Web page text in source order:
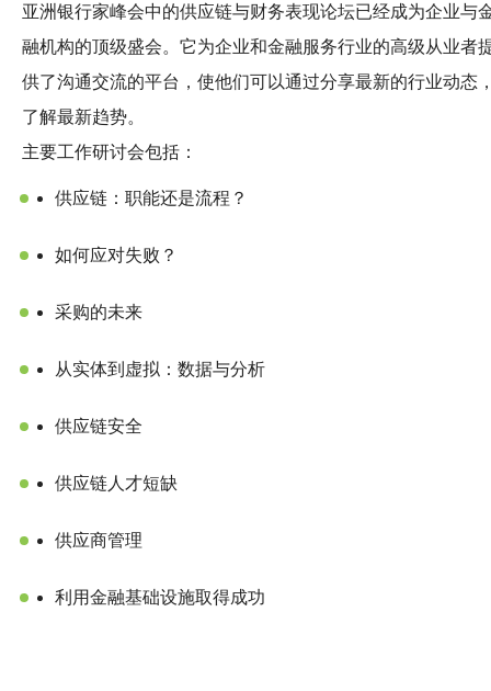
科技分享
会籍
亚洲银行家峰会中的供应链与财务表现论坛已经成为企业与
融机构的顶级盛会。它为企业和金融服务行业的高级从业者
供了沟通交流的平台，使他们可以通过分享最新的行业动态
了解最新趋势。
主要工作研讨会包括：
供应链：职能还是流程？
如何应对失败？
采购的未来
从实体到虚拟：数据与分析
供应链安全
供应链人才短缺
供应商管理
利用金融基础设施取得成功